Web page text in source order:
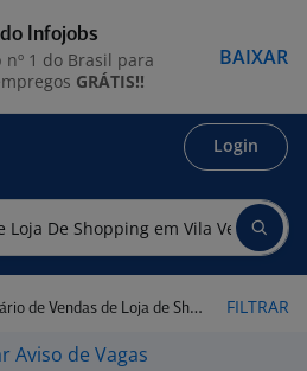
Login
de Loja de Shopping em Vila Velha - ES FILTRAR
Aviso de Vagas
Infojobs
nº 1 do Brasil para
GRÁTIS!!
BAIXAR